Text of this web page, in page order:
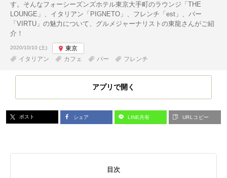
す。そんなフォーシーズンズホテル東京大手町のラウンジ「THE
LOUNGE」、イタリアン「PIGNETO」、フレンチ「est」、バー
「VIRTU」の魅力について、グルメジャーナリストの東龍さんがご紹
介！
投稿日:
2020/10/10 (土)
東京
イタリアン
カフェ バー フレンチ
アプリで開く
ポスト シェア LINE共有 URLコピー
目次